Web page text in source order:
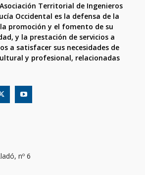
Territorial de Ingenieros
Occidental es la defensa de la
promoción y el fomento de su
y la prestación de servicios a
a satisfacer sus necesidades de
y profesional, relacionadas
nº 6